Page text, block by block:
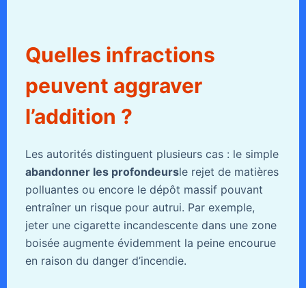
Quelles infractions
peuvent aggraver
l’addition ?
Les autorités distinguent plusieurs cas : le simple
abandonner les profondeursle rejet de matières
polluantes ou encore le dépôt massif pouvant
entraîner un risque pour autrui. Par exemple,
jeter une cigarette incandescente dans une zone
boisée augmente évidemment la peine encourue
en raison du danger d’incendie.